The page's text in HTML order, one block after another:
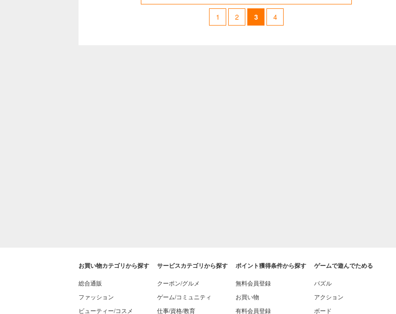
1 2 3 4
お買い物カテゴリから探す
総合通販
ファッション
ビューティー/コスメ
サービスカテゴリから探す
クーポン/グルメ
ゲーム/コミュニティ
仕事/資格/教育
ポイント獲得条件から探す
無料会員登録
お買い物
有料会員登録
ゲームで遊んでためる
パズル
アクション
ボード